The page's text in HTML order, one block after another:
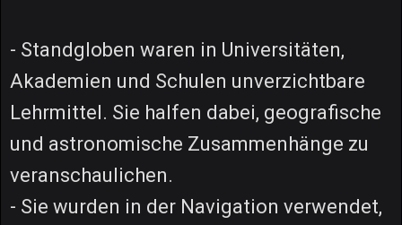
- Standgloben waren in Universitäten,
Akademien und Schulen unverzichtbare
Lehrmittel. Sie halfen dabei, geografische
und astronomische Zusammenhänge zu
veranschaulichen.
- Sie wurden in der Navigation verwendet,